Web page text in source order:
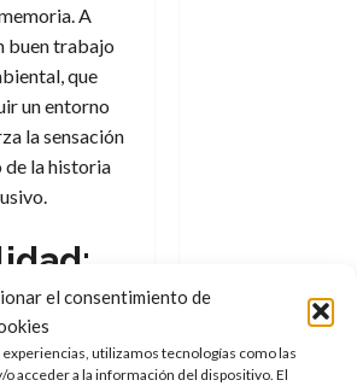
el consentimiento de
utilizamos tecnologías como las
o acceder a la información del dispositivo. El
A
buen trabajo
que
un entorno
la sensación
de la historia